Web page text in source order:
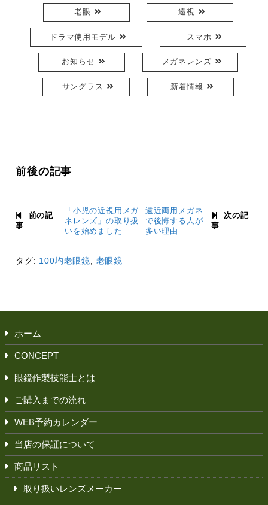
老眼 遠視
ドラマ使用モデル スマホ
お知らせ メガネレンズ
サングラス 新着情報
前後の記事
前の記
事
「小児の近視用メガ
ネレンズ」の取り扱
いを始めました
次の記
事
遠近両用メガネ
で後悔する人が
多い理由
タグ: 100均老眼鏡, 老眼鏡
ホーム
CONCEPT
眼鏡作製技能士とは
ご購入までの流れ
WEB予約カレンダー
当店の保証について
商品リスト
取り扱いレンズメーカー